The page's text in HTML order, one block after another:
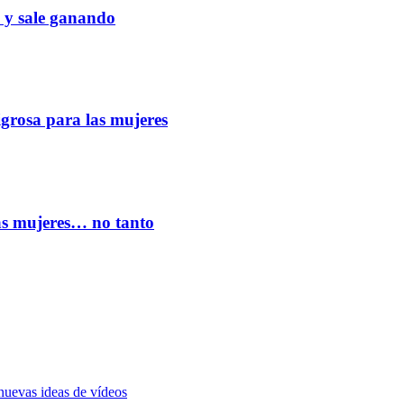
sale ganando
para las mujeres
mujeres… no tanto
ideas de vídeos